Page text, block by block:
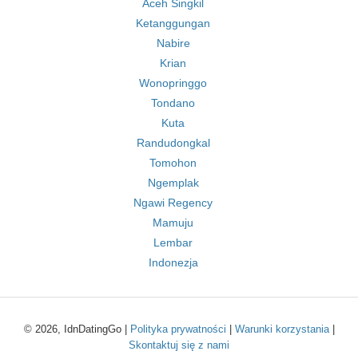
Aceh Singkil
Ketanggungan
Nabire
Krian
Wonopringgo
Tondano
Kuta
Randudongkal
Tomohon
Ngemplak
Ngawi Regency
Mamuju
Lembar
Indonezja
© 2026, IdnDatingGo | Polityka prywatności Warunki korzystania|
Skontaktuj się z nami